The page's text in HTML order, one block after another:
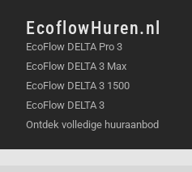
EcoflowHuren.nl
EcoFlow DELTA Pro 3
EcoFlow DELTA 3 Max
EcoFlow DELTA 3 1500
EcoFlow DELTA 3
Ontdek volledige huuraanbod